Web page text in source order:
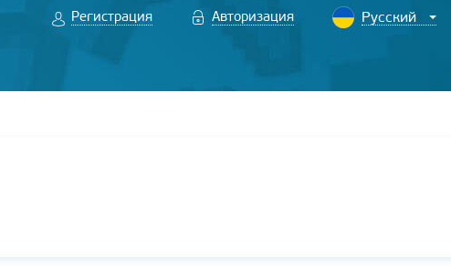
Регистрация Авторизация